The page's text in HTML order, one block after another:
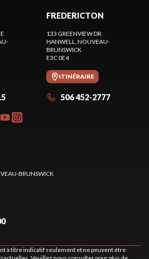
FREDERICTON
133 GREENVIEW DR.
HANWELL , NOUVEAU-
BRUNSWICK
E3C 0E4
ITINÉRAIRE
506 452-2777
BRUNSWICK
à titre indicatif seulement et ne peuvent être